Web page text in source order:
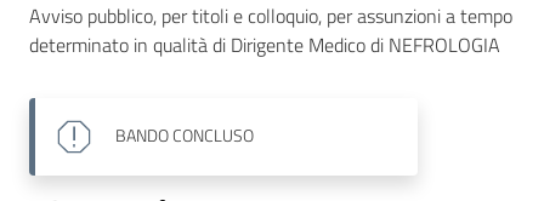
Comunica
Avviso pubblico, per titoli e colloquio, per assunzioni a tempo
determinato in qualità di Dirigente Medico di NEFROLOGIA
BANDOCONCLUSO